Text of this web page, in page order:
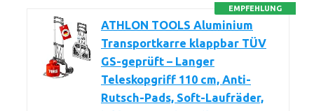
EMPFEHLUNG
ATHLON TOOLS Aluminium
Transportkarre klappbar TÜV
GS-geprüft – Langer
Teleskopgriff 110 cm, Anti-
Rutsch-Pads, Soft-Laufräder,